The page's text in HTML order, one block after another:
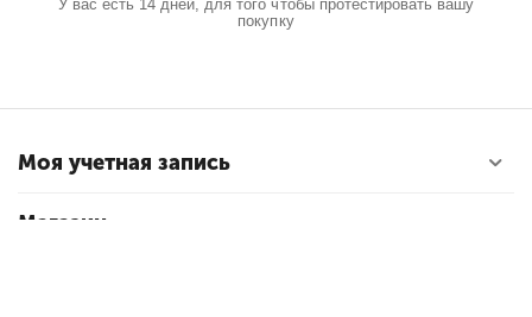
У вас есть 14 дней, для того чтобы протестировать вашу
покупку
Моя учетная запись
Магазин